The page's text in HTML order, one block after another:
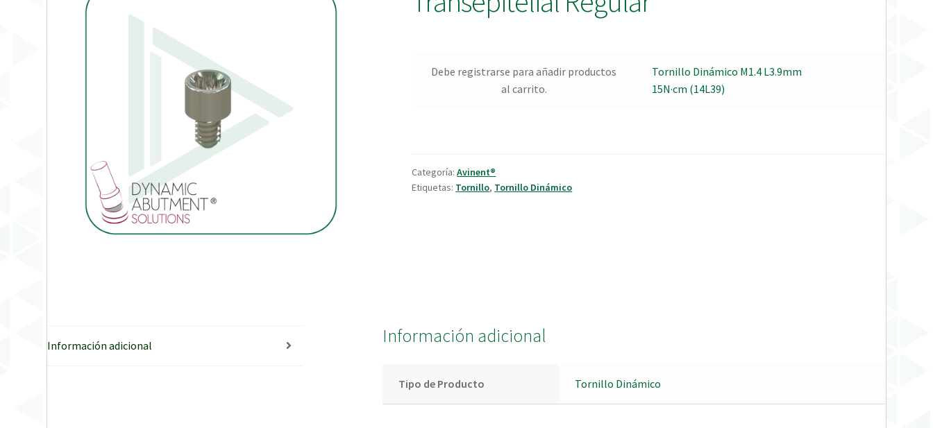
Debe registrarse para añadir productos
al carrito.
Tornillo Dinámico M1.4 L3.9mm
15N·cm (14L39)
Categoría:Avinent®
Etiquetas: Tornillo, Tornillo Dinámico
Información adicional Información adicional
Tipo de Producto Tornillo Dinámico